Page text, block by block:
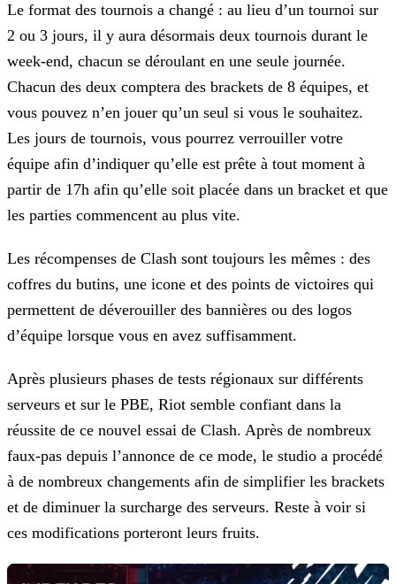
Le format des tournois a changé : au lieu d’un tournoi sur
2 ou 3 jours, il y aura désormais deux tournois durant le
week-end, chacun se déroulant en une seule journée.
Chacun des deux comptera des brackets de 8 équipes, et
vous pouvez n’en jouer qu’un seul si vous le souhaitez.
Les jours de tournois, vous pourrez verrouiller votre
équipe afin d’indiquer qu’elle est prête à tout moment à
partir de 17h afin qu’elle soit placée dans un bracket et que
les parties commencent au plus vite.
Les récompenses de Clash sont toujours les mêmes : des
coffres du butins, une icone et des points de victoires qui
permettent de déverouiller des bannières ou des logos
d’équipe lorsque vous en avez suffisamment.
Après plusieurs phases de tests régionaux sur différents
serveurs et sur le PBE, Riot semble confiant dans la
réussite de ce nouvel essai de Clash. Après de nombreux
faux-pas depuis l’annonce de ce mode, le studio a procédé
à de nombreux changements afin de simplifier les brackets
et de diminuer la surcharge des serveurs. Reste à voir si
ces modifications porteront leurs fruits.